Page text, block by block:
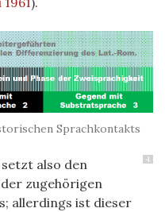
Sprachkontakts
4
also den
zugehörigen
allerdings ist dieser